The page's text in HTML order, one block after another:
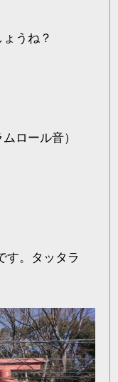
うね？
ロール音）
す。タッタラ